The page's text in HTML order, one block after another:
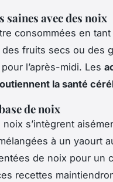
saines avec des noix
consommées en
fruits secs ou des
l’après-midi. Les
la santé
de noix
s’intègrent
à un yaourt
de noix pour un
recettes